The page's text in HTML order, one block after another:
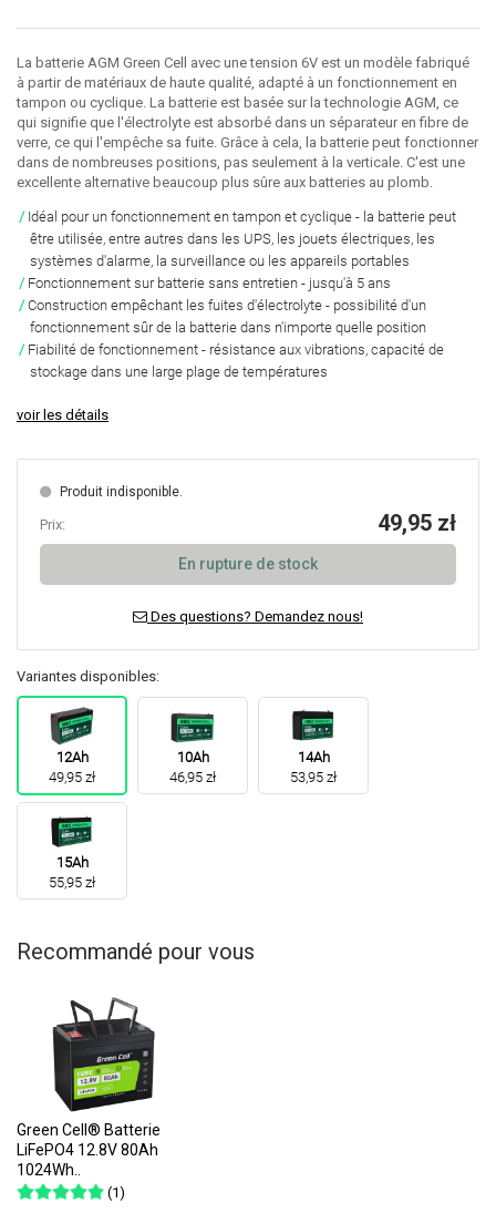
La batterie AGM Green Cell avec une tension 6V est un modèle fabriqué
à partir de matériaux de haute qualité, adapté à un fonctionnement en
tampon ou cyclique. La batterie est basée sur la technologie AGM, ce
qui signifie que l'électrolyte est absorbé dans un séparateur en fibre de
verre, ce qui l'empêche sa fuite. Grâce à cela, la batterie peut fonctionner
dans de nombreuses positions, pas seulement à la verticale. C'est une
excellente alternative beaucoup plus sûre aux batteries au plomb.
Idéal pour un fonctionnement en tampon et cyclique - la batterie peut
être utilisée, entre autres dans les UPS, les jouets électriques, les
systèmes d'alarme, la surveillance ou les appareils portables
Fonctionnement sur batterie sans entretien - jusqu'à 5 ans
Construction empêchant les fuites d'électrolyte - possibilité d'un
fonctionnement sûr de la batterie dans n'importe quelle position
Fiabilité de fonctionnement - résistance aux vibrations, capacité de
stockage dans une large plage de températures
voir les détails
Produit indisponible.
Prix: 49,95 zł
En rupture de stock
Des questions? Demandez nous!
Variantes disponibles:
12Ah
49,95 zł
10Ah
46,95 zł
14Ah
53,95 zł
15Ah
55,95 zł
Recommandé pour vous
Green Cell® Batterie
LiFePO4 12.8V 80Ah
1024Wh..
(1)